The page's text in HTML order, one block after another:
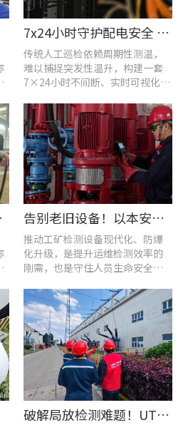
7x24小时守护配电安全 | 优利德在线式热成像方案在配电系统中的应用实践
传统人工巡检依赖周期性测温，
难以捕捉突发性温升，构建一套
7×24小时不间断、实时可视化的
域全时段智能测温、风险实时预
警。
制逻辑 告别老旧设备！以本安型防爆产品矩阵与合规检测，守住工矿安全底线
推动工矿检测设备现代化、防爆
化升级，是提升运维检测效率的
刚需，也是守住人员生命安全、
破解局放检测难题！UT568B手持式声学成像仪让隐患“可视化”